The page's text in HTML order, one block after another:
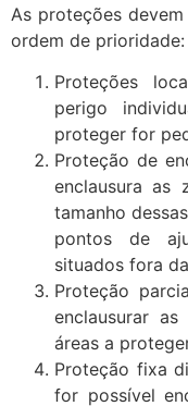
As proteções
ordem de prioridade:
Proteções
perigo
proteger for
Proteção de
enclausura as
tamanho
pontos de
situados fora
Proteção
enclausurar
áreas a
Proteção fixa
for possível